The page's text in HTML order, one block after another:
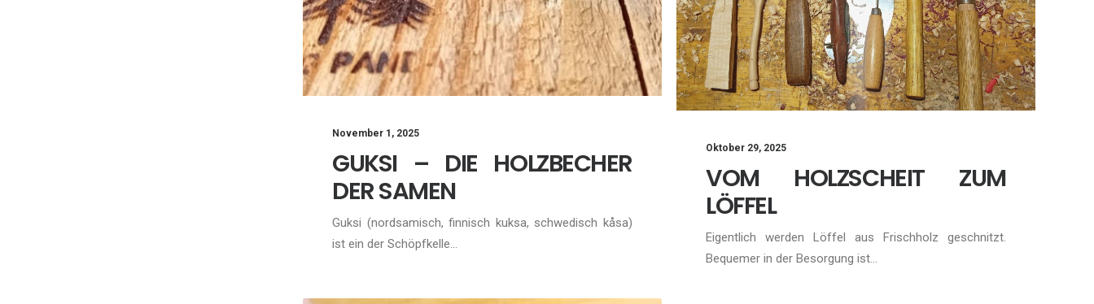
November 1, 2025
GUKSI – DIE HOLZBECHER
DER SAMEN
Guksi (nordsamisch, finnisch kuksa, schwedisch kåsa)
ist ein der Schöpfkelle…
Oktober 29, 2025
VOM HOLZSCHEIT ZUM
LÖFFEL
Eigentlich werden Löffel aus Frischholz geschnitzt.
Bequemer in der Besorgung ist…